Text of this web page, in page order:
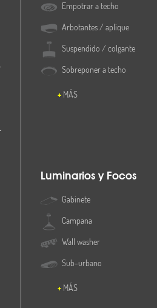
Empotrar a techo
Arbotantes / aplique
Suspendido / colgante
Sobreponer a techo
MÁS
Luminarios y Focos
Gabinete
Campana
Wall washer
Sub-urbano
MÁS